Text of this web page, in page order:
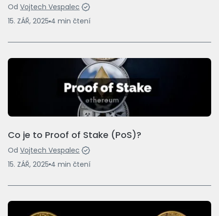
Od Vojtech Vespalec
15. ZÁŘ, 2025 4 min čtení
Co je to Proof of Stake (PoS)?
Od Vojtech Vespalec
15. ZÁŘ, 2025 4 min čtení